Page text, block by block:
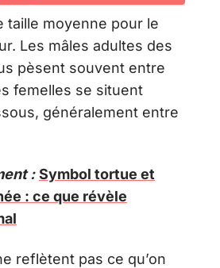
taille moyenne pour le
Les mâles adultes des
pèsent souvent entre
femelles se situent
généralement entre
: Symbol tortue et
: ce que révèle
reflètent pas ce qu’on